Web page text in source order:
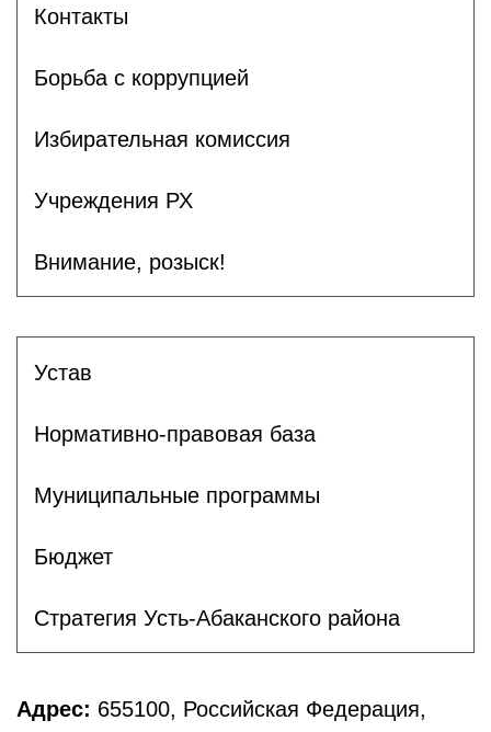
Контакты
Борьба с коррупцией
Избирательная комиссия
Учреждения РХ
Внимание, розыск!
Устав
Нормативно-правовая база
Муниципальные программы
Бюджет
Стратегия Усть-Абаканского района
Адрес: 655100, Российская Федерация,